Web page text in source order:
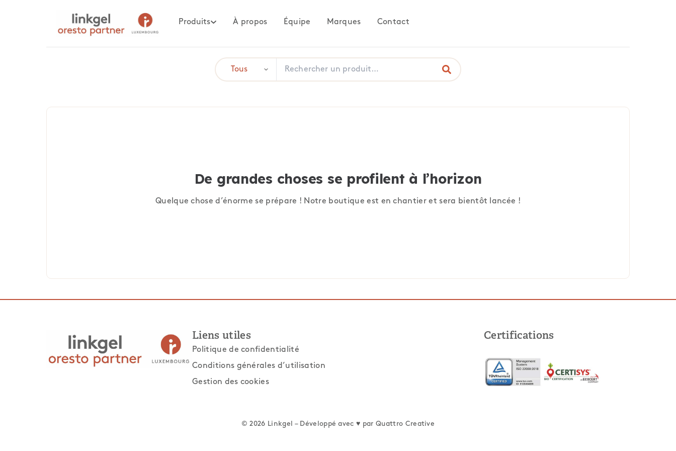
Produits À propos Équipe Marques Contact
De grandes choses se profilent à l’horizon
Quelque chose d’énorme se prépare ! Notre boutique est en chantier et sera bientôt lancée !
Liens utiles
Politique de confidentialité
Conditions générales d’utilisation
Gestion des cookies
Certifications
© 2026 Linkgel – Développé avec ♥ parQuattro Creative